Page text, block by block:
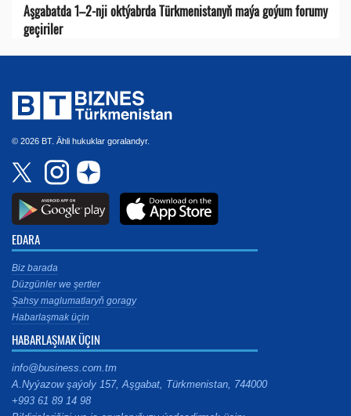
Aşgabatda 1–2-nji oktýabrda Türkmenistanyň maýa goýum forumy
geçiriler
© 2026 BT. Ähli hukuklar goralandyr.
EDARA
Biz barada
Düzgünler we şertler
Şahsy maglumatlaryň goragy
Habarlaşmak üçin
HABARLAŞMAK ÜÇIN
info@business.com.tm
A.Nyýazow şaýoly 157, Aşgabat, Türkmenistan, 744000
+993 61 89 14 98